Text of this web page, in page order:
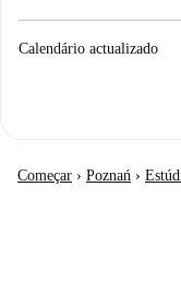
Calendário actualizado
Começar › Poznań ›